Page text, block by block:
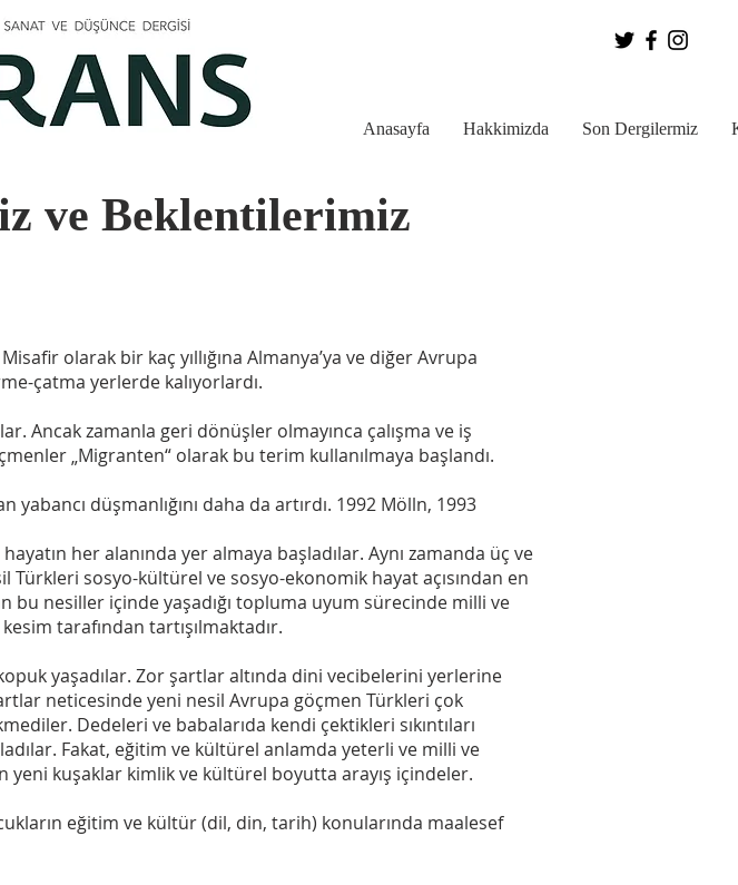
Anasayfa Hakkimizda Son Dergilermiz
ve Beklentilerimiz
olarak bir kaç yıllığına Almanya’ya ve diğer Avrupa
çatma yerlerde kalıyorlardı.
Ancak zamanla geri dönüşler olmayınca çalışma ve iş
„Migranten“ olarak bu terim kullanılmaya başlandı.
yabancı düşmanlığını daha da artırdı. 1992 Mölln, 1993
her alanında yer almaya başladılar. Aynı zamanda üç ve
sosyo-kültürel ve sosyo-ekonomik hayat açısından en
bu nesiller içinde yaşadığı topluma uyum sürecinde milli ve
tarafından tartışılmaktadır.
yaşadılar. Zor şartlar altında dini vecibelerini yerlerine
neticesinde yeni nesil Avrupa göçmen Türkleri çok
Dedeleri ve babalarıda kendi çektikleri sıkıntıları
Fakat, eğitim ve kültürel anlamda yeterli ve milli ve
yeni kuşaklar kimlik ve kültürel boyutta arayış içindeler.
eğitim ve kültür (dil, din, tarih) konularında maalesef